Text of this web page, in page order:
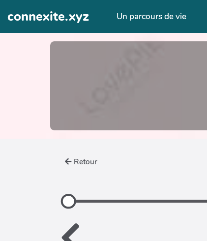
Aller au contenu principal
connexite.xyz Un parcours de vie
Retour